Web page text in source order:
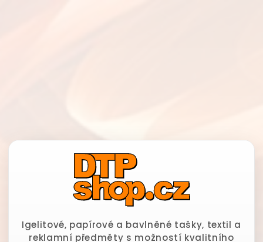
Igelitové, papírové a bavlněné tašky, textil a
reklamní předměty s možností kvalitního